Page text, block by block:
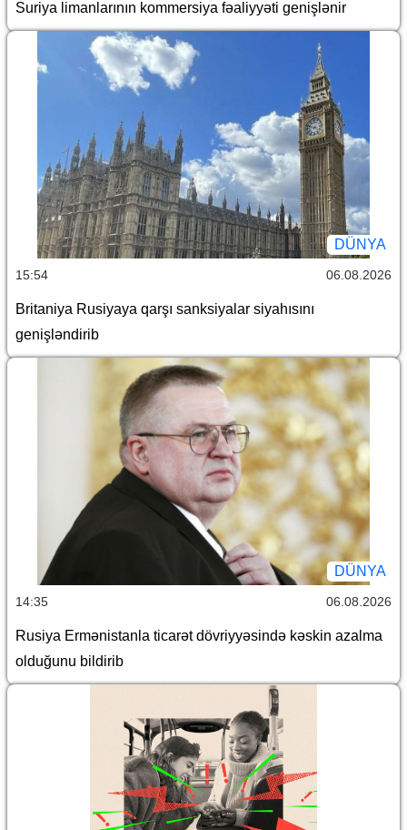
Suriya limanlarının kommersiya fəaliyyəti genişlənir
DÜNYA
15:54 06.08.2026
Britaniya Rusiyaya qarşı sanksiyalar siyahısını
genişləndirib
DÜNYA
14:35 06.08.2026
Rusiya Ermənistanla ticarət dövriyyəsində kəskin azalma
olduğunu bildirib